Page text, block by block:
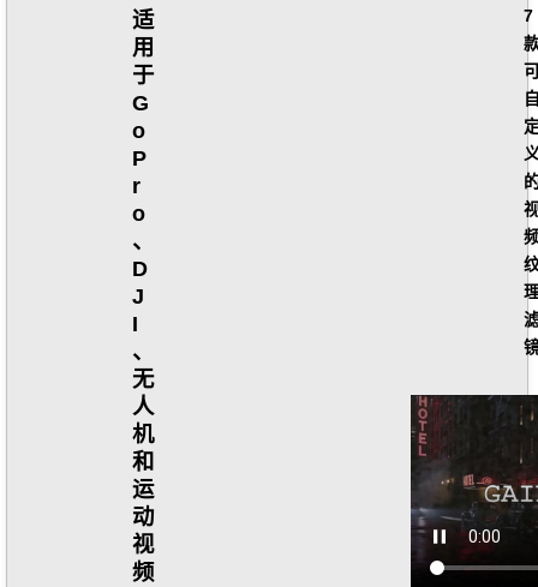
适
用
于
G
o
P
r
o
、
D
J
I
、
无
人
机
和
运
动
视
频
7